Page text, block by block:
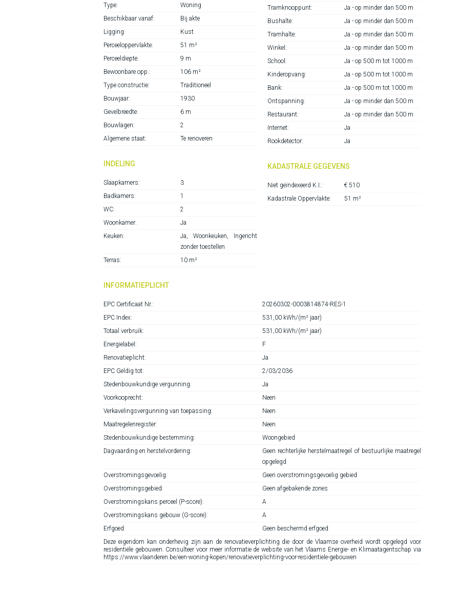
Type:
Woning
Beschikbaar vanaf:
Bij akte
Ligging:
Kust
Perceeloppervlakte:
51 m²
Perceeldiepte:
9 m
Bewoonbare opp.:
106 m²
Type constructie:
Traditioneel
Bouwjaar:
1930
Gevelbreedte:
6 m
Bouwlagen:
2
Algemene staat:
Te renoveren
INDELING
Slaapkamers:
3
Badkamers:
1
WC:
2
Woonkamer:
Ja
Keuken:
Ja, Woonkeuken, Ingericht
zonder toestellen
Terras:
10 m²
Tramknooppunt:
Ja - op minder dan 500 m
Bushalte:
Ja - op minder dan 500 m
Tramhalte:
Ja - op minder dan 500 m
Winkel:
Ja - op minder dan 500 m
School:
Ja - op 500 m tot 1000 m
Kinderopvang:
Ja - op 500 m tot 1000 m
Bank:
Ja - op 500 m tot 1000 m
Ontspanning:
Ja - op minder dan 500 m
Restaurant:
Ja - op minder dan 500 m
Internet:
Ja
Rookdetector:
Ja
KADASTRALE GEGEVENS
Niet geïndexeerd K.I.:
€ 510
Kadastrale Oppervlakte:
51 m²
INFORMATIEPLICHT
EPC Certificaat Nr.:
20260302-0003814874-RES-1
EPC Index:
531,00 kWh/(m² jaar)
Totaal verbruik:
531,00 kWh/(m² jaar)
Energielabel:
F
Renovatieplicht:
Ja
EPC Geldig tot:
2/03/2036
Stedenbouwkundige vergunning:
Ja
Voorkooprecht:
Neen
Verkavelingsvergunning van toepassing:
Neen
Maatregelenregister:
Neen
Stedenbouwkundige bestemming:
Woongebied
Dagvaarding en herstelvordering:
Geen rechterlijke herstelmaatregel of bestuurlijke maatregel
opgelegd
Overstromingsgevoelig:
Geen overstromingsgevoelig gebied
Overstromingsgebied:
Geen afgebakende zones
Overstromingskans perceel (P-score):
A
Overstromingskans gebouw (G-score):
A
Erfgoed:
Geen beschermd erfgoed
Deze eigendom kan onderhevig zijn aan de renovatieverplichting die door de Vlaamse overheid wordt opgelegd voor
residentiële gebouwen. Consulteer voor meer informatie de website van het Vlaams Energie- en Klimaatagentschap via
https://www.vlaanderen.be/een-woning-kopen/renovatieverplichting-voor-residentiele-gebouwen